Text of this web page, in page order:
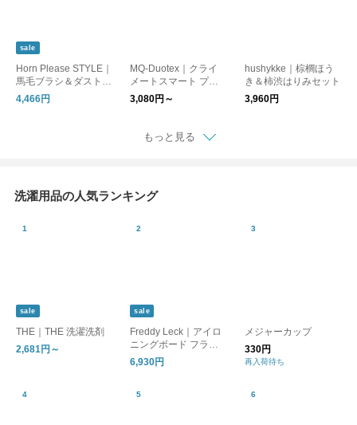
sale
Horn Please STYLE｜
馬毛ブラシ＆ダストパ
ンセット
4,466円
MQ-Duotex｜クライ
メートスマート プレ
ミアムモップ
3,080円～
hushykke｜棕櫚ほう
き＆柿渋はりみセット
3,960円
もっと見る
洗濯用品の人気ランキング
sale
THE｜THE 洗濯洗剤
2,681円～
sale
Freddy Leck｜アイロ
ニングボード フラッ
トタイプ
6,930円
メジャーカップ
330円
再入荷待ち